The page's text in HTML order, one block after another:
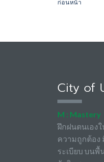
ก่อนหน้า
City of
M : Mastery
ฝึกฝนตนเอง
ความถูกต้อง
ระเบียบ บน